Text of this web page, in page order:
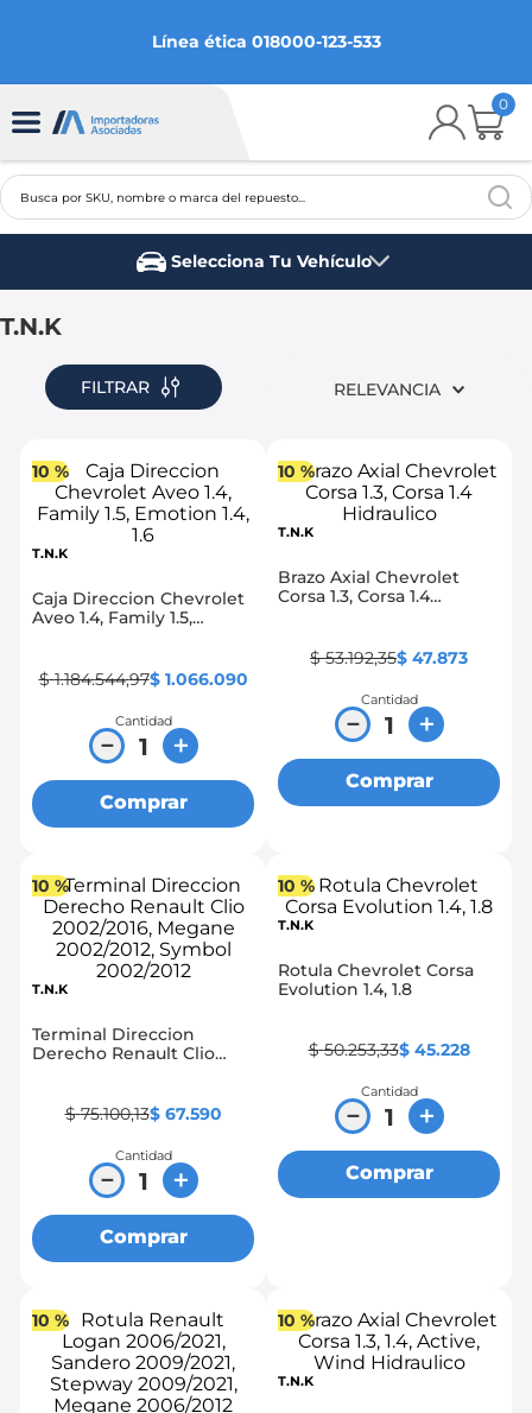
Línea ética 018000-123-533
0
Busca por SKU, nombre o marca del repuesto...
Selecciona Tu Vehículo
T.N.K
FILTRAR RELEVANCIA
10 %
T.N.K
Caja Direccion Chevrolet
Aveo 1.4, Family 1.5,
$ 1.184.544,97$ 1.066.090
Cantidad
＋
－
Comprar
10 %
T.N.K
Brazo Axial Chevrolet
Corsa 1.3, Corsa 1.4
$ 53.192,35$ 47.873
Cantidad
＋
－
Comprar
10 %
T.N.K
Terminal Direccion
Derecho Renault Clio
2002/2012
$ 75.100,13$ 67.590
Cantidad
＋
－
Comprar
10 %
T.N.K
Rotula Chevrolet Corsa
Evolution 1.4, 1.8
$ 50.253,33$ 45.228
Cantidad
＋
－
Comprar
10 % 10 %
T.N.K
2.
aveo
spark gt
ford fiesta
.
mazda 3
.
chevrolet sail